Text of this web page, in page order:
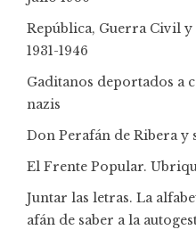
República, Guerra Civil
1931-1946
Gaditanos deportados a
nazis
Don Perafán de Ribera y
El Frente Popular.
Juntar las letras. La
afán de saber a la